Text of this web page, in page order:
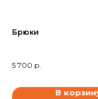
Брюки
5 700 р.
В